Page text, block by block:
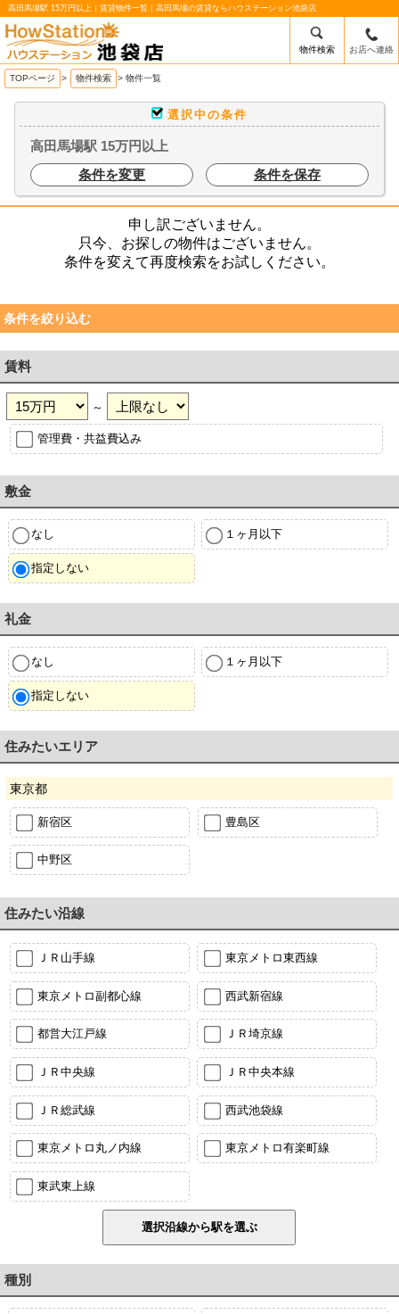
高田馬場駅 15万円以上｜賃貸物件一覧｜高田馬場の賃貸ならハウステーション池袋店
/mobile_img/head-logo.png
物件検索 お店へ連絡
TOPページ > 物件検索 > 物件一覧
選択中の条件
高田馬場駅 15万円以上
条件を変更
条件を保存
申し訳ございません。
只今、お探しの物件はございません。
条件を変えて再度検索をお試しください。
条件を絞り込む
賃料
～
管理費・共益費込み
敷金
なし １ヶ月以下
指定しない
礼金
なし １ヶ月以下
指定しない
住みたいエリア
東京都
新宿区 豊島区
中野区
住みたい沿線
ＪＲ山手線 東京メトロ東西線
東京メトロ副都心線 西武新宿線
都営大江戸線 ＪＲ埼京線
ＪＲ中央線 ＪＲ中央本線
ＪＲ総武線 西武池袋線
東京メトロ丸ノ内線 東京メトロ有楽町線
東武東上線
種別